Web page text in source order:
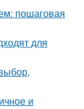
пошаговая
для
и